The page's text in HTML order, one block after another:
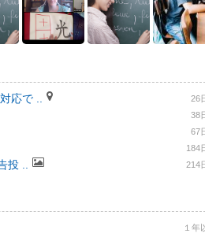
応で .. 26
38
67
184
投 .. 214
１年